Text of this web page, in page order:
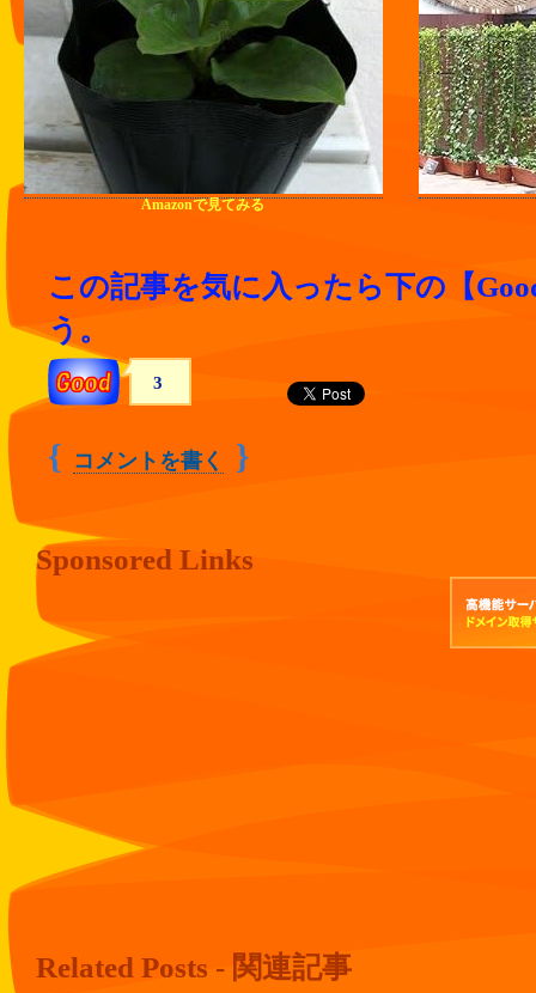
Amazonで見てみる
この記事を気に入ったら下の【
う。
3
{ コメントを書く }
Sponsored Links
Related Posts - 関連記事